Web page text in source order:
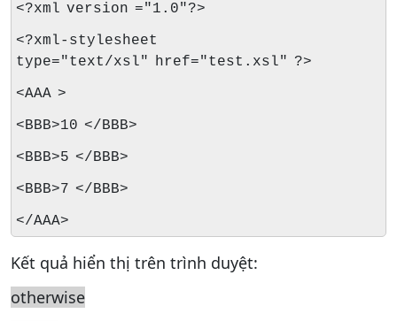
<?xml version ="1.0"?>
<?xml-stylesheet
type="text/xsl" href="test.xsl" ?>
<AAA >
<BBB>10 </BBB>
<BBB>5 </BBB>
<BBB>7 </BBB>
</AAA>
Kết quả hiển thị trên trình duyệt:
otherwise